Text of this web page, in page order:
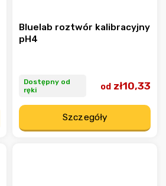
Bluelab roztwór kalibracyjny
pH4
Dostępny od
ręki
od zł10,33
Szczegóły